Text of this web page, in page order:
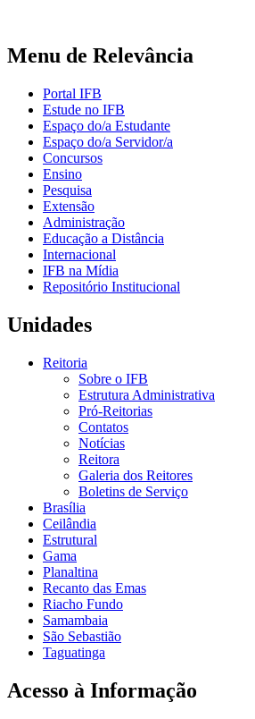
Menu de Relevância
Portal IFB
Estude no IFB
Espaço do/a Estudante
Espaço do/a Servidor/a
Concursos
Ensino
Pesquisa
Extensão
Administração
Educação a Distância
Internacional
IFB na Mídia
Repositório Institucional
Unidades
Reitoria
Sobre o IFB
Estrutura Administrativa
Pró-Reitorias
Contatos
Notícias
Reitora
Galeria dos Reitores
Boletins de Serviço
Brasília
Ceilândia
Estrutural
Gama
Planaltina
Recanto das Emas
Riacho Fundo
Samambaia
São Sebastião
Taguatinga
Acesso à Informação